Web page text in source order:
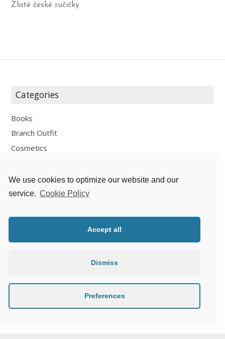
Zlaté české ručičky
Categories
Books
Branch Outfit
Cosmetics
Fashion
Fun
Zlaté české ručičky
We use cookies to optimize our website and our
service. Cookie Policy
Accept all
Dismiss
Preferences